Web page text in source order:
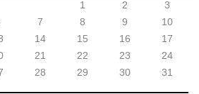
1
2
3
7 8 9
10
14 15 16
17
21 22 23
24
28 29 30 31